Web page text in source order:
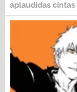
aplaudidas cintas